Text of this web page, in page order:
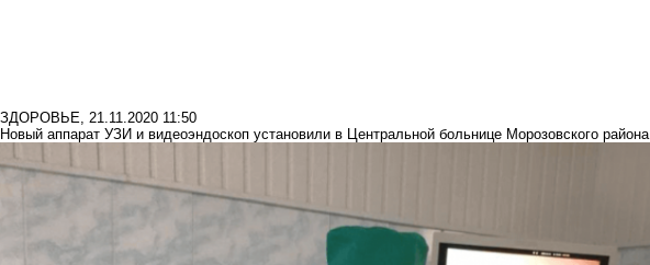
ЗДОРОВЬЕ, 21.11.2020 11:50
Новый аппарат УЗИ и видеоэндоскоп установили в Центральной больнице Морозовского района